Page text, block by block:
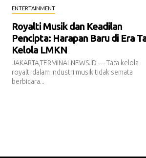
ENTERTAINMENT
Royalti Musik dan Keadilan
Pencipta: Harapan Baru di Era
Kelola LMKN
JAKARTA,TERMINALNEWS.ID — Tata kelola
royalti dalam industri musik tidak semata
berbicara...